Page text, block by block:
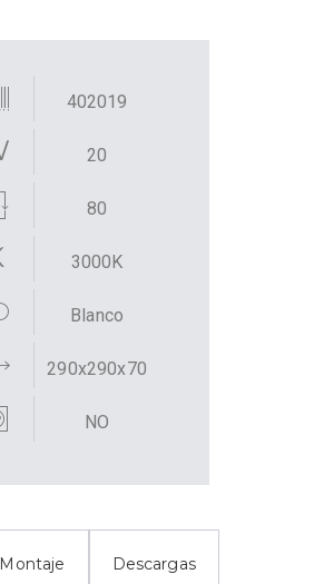
402019
20
80
3000K
Blanco
290x290x70
NO
Montaje Descargas